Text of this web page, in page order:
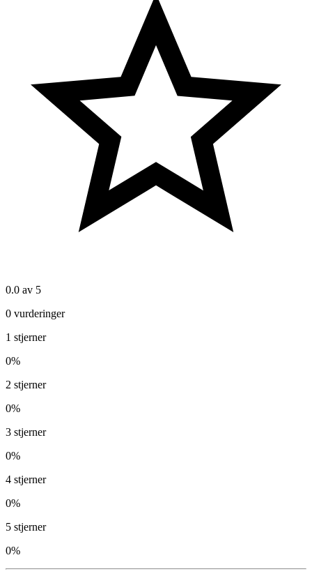
0.0 av 5
0 vurderinger
1 stjerner
0%
2 stjerner
0%
3 stjerner
0%
4 stjerner
0%
5 stjerner
0%